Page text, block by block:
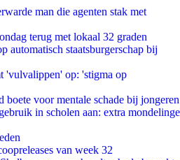
man die agenten stak met
terug met lokaal 32 graden
automatisch staatsburgerschap bij
'vulvalippen' op: 'stigma op
voor mentale schade bij jongeren
in scholen aan: extra mondelinge
van week 32